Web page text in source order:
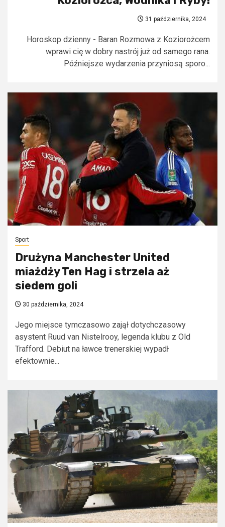
31 października, 2024
Horoskop dzienny - Baran Rozmowa z Koziorożcem
wprawi cię w dobry nastrój już od samego rana.
Późniejsze wydarzenia przyniosą sporo...
Sport
Drużyna Manchester United
miażdży Ten Hag i strzela aż
siedem goli
30 października, 2024
Jego miejsce tymczasowo zajął dotychczasowy
asystent Ruud van Nistelrooy, legenda klubu z Old
Trafford. Debiut na ławce trenerskiej wypadł
efektownie...